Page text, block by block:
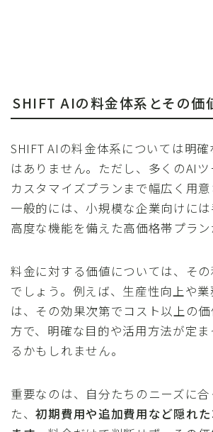
SHIFT AIの料金体系とその価
SHIFT AIの料金体系については明
はありません。ただし、多くのAI
カスタマイズプランまで幅広く用
一般的には、小規模な企業向けに
高度な機能を備えた高価格帯プラン
料金に対する価値については、そ
でしょう。例えば、生産性向上や
は、その効果次第でコスト以上の
方で、明確な目的や活用方法が定
るかもしれません。
重要なのは、自分たちのニーズに
た、初期費用や追加費用など隠れ